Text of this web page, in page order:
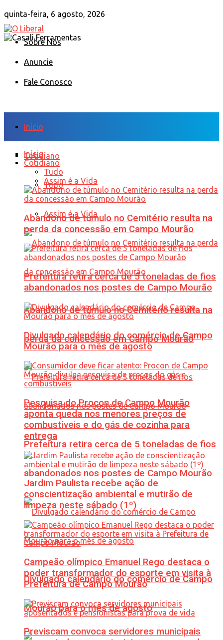
quinta-feira, 6 agosto, 2026
Sobre Nós
Anuncie
Fale Conosco
Início
Cotidiano
Tudo
Assim é a Vida
Abandono de túmulo no Cemitério resulta na
perda da concessão em Campo Mourão
Prefeitura retira cerca de 5 toneladas de fios
abandonados nos postes de Campo Mourão
Divulgado calendário do comércio de Campo
Mourão para o mês de agosto
Início
Cotidiano
Tudo
Assim é a Vida
Abandono de túmulo no Cemitério resulta na
perda da concessão em Campo Mourão
Prefeitura retira cerca de 5 toneladas de fios
abandonados nos postes de Campo Mourão
Divulgado calendário do comércio de Campo
Mourão para o mês de agosto
Pesquisa do Procon de Campo Mourão
aponta queda nos menores preços de
combustíveis e do gás de cozinha para
entrega
Jardim Paulista recebe ação de
conscientização ambiental e mutirão de
limpeza neste sábado (1º)
Campeão olímpico Emanuel Rego destaca o
poder transformador do esporte em visita à
Prefeitura de Campo Mourão
Previscam convoca servidores municipais